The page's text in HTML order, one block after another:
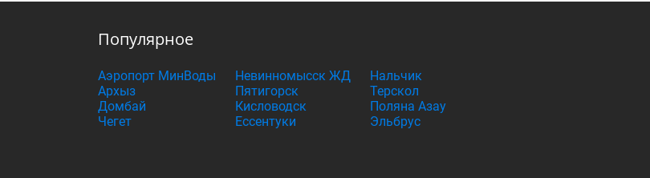
Популярное
Аэропорт МинВоды
Архыз
Домбай
Чегет
Невинномысск ЖД
Пятигорск
Кисловодск
Ессентуки
Нальчик
Терскол
Поляна Азау
Эльбрус